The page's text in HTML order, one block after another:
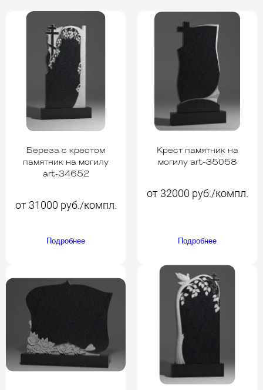
Береза с крестом
памятник на могилу
art-34652
от 31000 руб./компл.
Подробнее
Крест памятник на
могилу art-35058
от 32000 руб./компл.
Подробнее